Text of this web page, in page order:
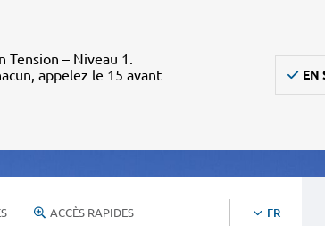
Tension – Niveau 1.
appelez le 15 avant
EN
ACCÈS RAPIDES FR